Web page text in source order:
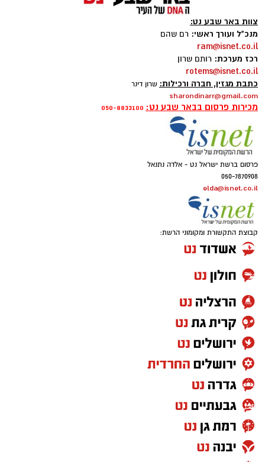
magnific
אחד הדברים הראשונים שכל גולש בודק כשהוא
נכנס לפרופיל הוא מספר העוקבים. לכן, לא מעט
אנשים מחפשים פתרונות שיסייעו להם להגדיל את
החשבון במהירות, כאשר אחת האפשרויות
הפופולריות היאקניית עוקבים באינסטגרם
אבל האם מדובר במהלך חכם? האם הוא באמת
יכול לעזור לצמיחת החשבון, ומה חשוב לבדוק לפני
שבוחרים שירות כזה? במאמר הזה תמצאו את כל
המידע החשוב, היתרונות, החסרונות והטיפים
שיעזרו לכם לקבל החלטה נכונה
קניית עוקבים באינסטגרם היא שירות המאפשר
צוות באר שבע נט:
מנכ"ל ועורך ראשי: רם שהם
ram@isnet.co.il
רכז מערכת: רותם שרון
rotems@isnet.co.il
כתבת מגזין, חברה ורכילות: שרון דינר
sharondinarr@gmail.com
מכירות פרסום בבאר שבע נט: 050-8833100
פרסום ברשת ישראל נט - אלדה נתנאל
050-7870908
elda@isnet.co.il
קבוצת התקשורת ומקומוני הרשת: